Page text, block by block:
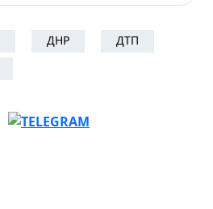
ДНР
ДТП